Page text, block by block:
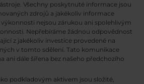
Všechny poskytnuté informace jsou
zdrojů a jakékoliv informace
nejsou zárukou ani spolehlivým
Nepřebíráme žádnou odpovědnost
z jakékoliv investice provedené na
v tomto sdělení. Tato komunikace
ani dále šířena bez našeho předchozího
podkladovým aktivem jsou složité,